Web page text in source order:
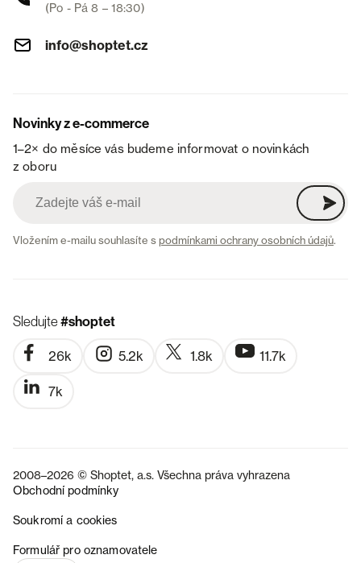
(Po - Pá 8 – 18:30)
info@shoptet.cz
Novinky z e-commerce
1–2× do měsíce vás budeme informovat o novinkách
z oboru
Vložením e-mailu souhlasíte spodmínkami ochrany osobních údajů.
Sledujte#shoptet
26k 5.2k 1.8k 11.7k
7k
2008–2026 © Shoptet, a.s. Všechna práva vyhrazena
Obchodní podmínky
Soukromí a cookies
Formulář pro oznamovatele